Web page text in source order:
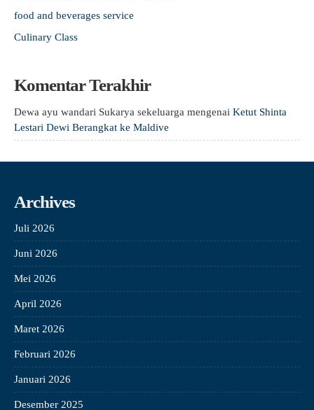
food and beverages service
Culinary Class
Komentar Terakhir
Dewa ayu wandari Sukarya sekeluarga mengenai Ketut Shinta
Lestari Dewi Berangkat ke Maldive
Archives
Juli 2026
Juni 2026
Mei 2026
April 2026
Maret 2026
Februari 2026
Januari 2026
Desember 2025